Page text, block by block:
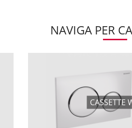
NAVIGA PER
CASSETTE